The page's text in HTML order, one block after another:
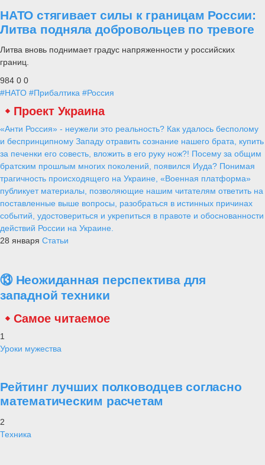
НАТО стягивает силы к границам России:
Литва подняла добровольцев по тревоге
Литва вновь поднимает градус напряженности у российских
границ.
984 0 0
#НАТО #Прибалтика #Россия
Проект Украина
«Анти Россия» - неужели это реальность? Как удалось бесполому
и беспринципному Западу отравить сознание нашего брата, купить
за печенки его совесть, вложить в его руку нож?! Посему за общим
братским прошлым многих поколений, появился Иуда? Понимая
трагичность происходящего на Украине, «Военная платформа»
публикует материалы, позволяющие нашим читателям ответить на
поставленные выше вопросы, разобраться в истинных причинах
событий, удостовериться и укрепиться в правоте и обоснованности
действий России на Украине.
28 января Статьи
⑬ Неожиданная перспектива для
западной техники
Самое читаемое
1
Уроки мужества
Рейтинг лучших полководцев согласно
математическим расчетам
2
Техника